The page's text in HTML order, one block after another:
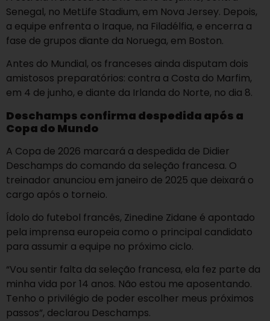
Senegal, no MetLife Stadium, em Nova Jersey. Depois,
a equipe enfrenta o Iraque, na Filadélfia, e encerra a
fase de grupos diante da Noruega, em Boston.
Antes do Mundial, os franceses ainda disputam dois
amistosos preparatórios: contra a Costa do Marfim,
em 4 de junho, e diante da Irlanda do Norte, no dia 8.
Deschamps confirma despedida após a
Copa do Mundo
A Copa de 2026 marcará a despedida de Didier
Deschamps do comando da seleção francesa. O
treinador anunciou em janeiro de 2025 que deixará o
cargo após o torneio.
Ídolo do futebol francês, Zinedine Zidane é apontado
pela imprensa europeia como o principal candidato
para assumir a equipe no próximo ciclo.
“Vou sentir falta da seleção francesa, ela fez parte da
minha vida por 14 anos. Não estou me aposentando.
Tenho o privilégio de poder escolher meus próximos
passos”, declarou Deschamps.